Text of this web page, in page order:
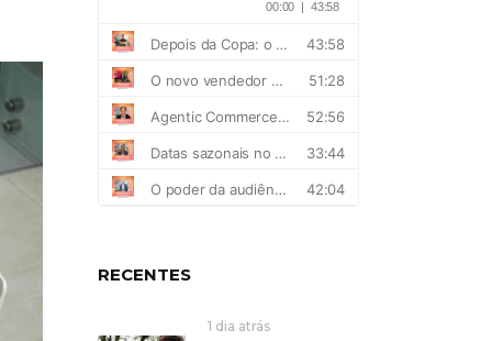
RECENTES
1 dia atrás